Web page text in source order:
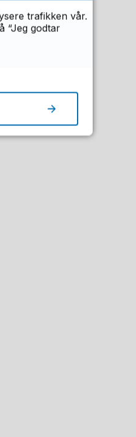
trafikken vår.
“Jeg godtar